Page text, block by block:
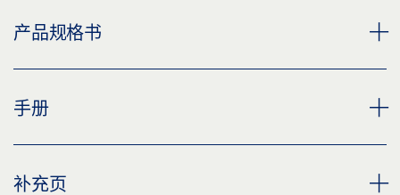
GEZE TS 3000 V 闭门器
标签义务: © GEZE GmbH
产品规格书
手册
TS 3000 V、TS 3000 V BC、TS 3000 EC、TS 3000
补充页